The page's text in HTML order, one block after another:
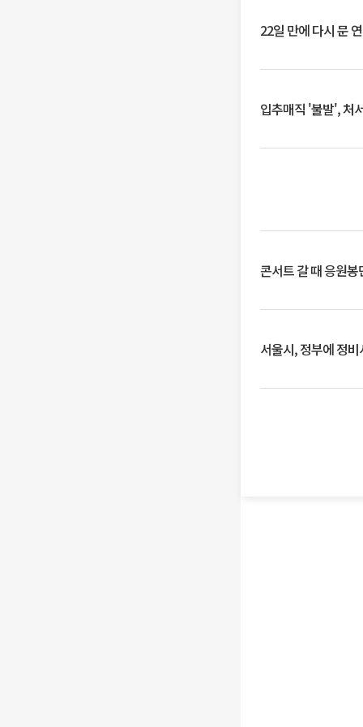
22일 만에 다시 문
입추매직 '불발', 처
콘서트 갈 때 응원
서울시, 정부에 정